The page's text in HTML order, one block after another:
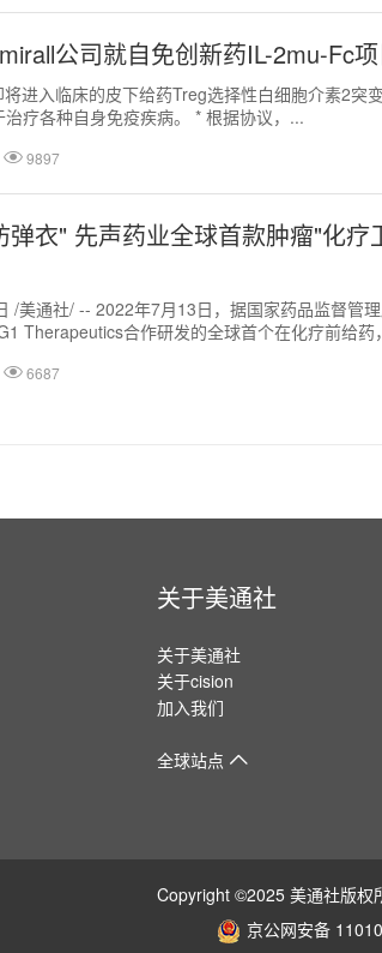
公司就自免创新药IL-2mu-Fc
进入临床的皮下给药Treg选择性白细胞介素2突
疗各种自身免疫疾病。 * 根据协议，...
9897
弹衣" 先声药业全球首款肿瘤"化疗
/美通社/ -- 2022年7月13日，据国家药品监督管
Therapeutics合作研发的全球首个在化疗前给药
6687
关于美通社
关于美通社
关于cision
加入我们
全球站点
Copyright ©2025 美通社版权
京公网安备